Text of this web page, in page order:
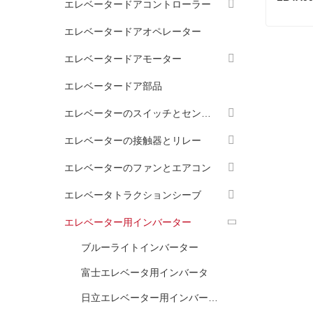
エレベータードアコントローラー
エレベータードアオペレーター
エレベータードアモーター
エレベータードア部品
エレベーターの接触器とリレー
エレベーターのファンとエアコン
エレベータトラクションシーブ
エレベーター用インバーター
ブルーライトインバーター
富士エレベータ用インバータ